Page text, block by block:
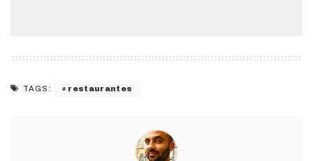
TAGS: restaurantes